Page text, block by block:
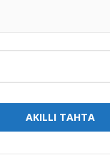
AKILLI TAHTA